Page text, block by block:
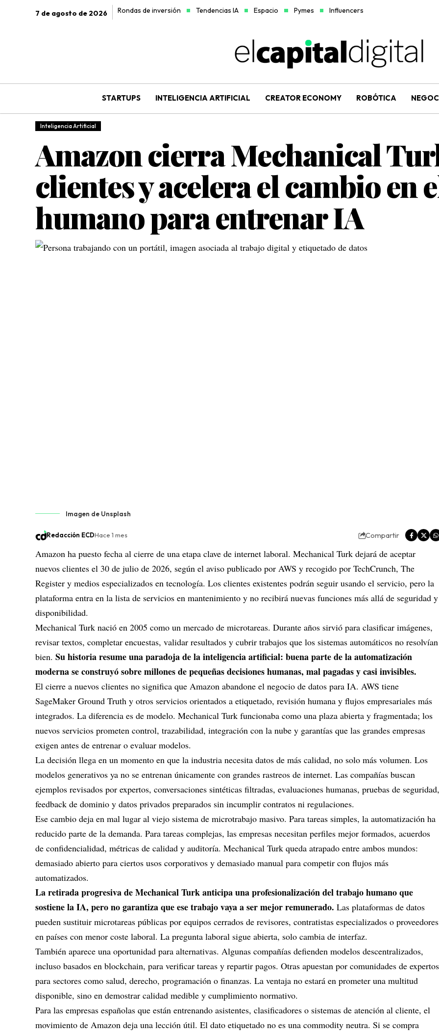
7 de agosto de 2026 Rondas de inversión Tendencias IA Espacio Pymes Influencers
STARTUPS INTELIGENCIA ARTIFICIAL CREATOR ECONOMY ROBÓTICA
Inteligencia Artificial
Amazon cierra Mechanical
clientes y acelera el cambio en
humano para entrenar IA
Imagen de Unsplash
Redacción ECDHace 1 mes Compartir
Amazon ha puesto fecha al cierre de una etapa clave de internet laboral. Mechanical Turk dejará de aceptar
nuevos clientes el 30 de julio de 2026, según el aviso publicado por AWS y recogido por TechCrunch, The
Register y medios especializados en tecnología. Los clientes existentes podrán seguir usando el servicio, pero la
plataforma entra en la lista de servicios en mantenimiento y no recibirá nuevas funciones más allá de seguridad y
disponibilidad.
Mechanical Turk nació en 2005 como un mercado de microtareas. Durante años sirvió para clasificar imágenes,
revisar textos, completar encuestas, validar resultados y cubrir trabajos que los sistemas automáticos no resolvían
bien. Su historia resume una paradoja de la inteligencia artificial: buena parte de la automatización
moderna se construyó sobre millones de pequeñas decisiones humanas, mal pagadas y casi invisibles.
El cierre a nuevos clientes no significa que Amazon abandone el negocio de datos para IA. AWS tiene
SageMaker Ground Truth y otros servicios orientados a etiquetado, revisión humana y flujos empresariales más
integrados. La diferencia es de modelo. Mechanical Turk funcionaba como una plaza abierta y fragmentada; los
nuevos servicios prometen control, trazabilidad, integración con la nube y garantías que las grandes empresas
exigen antes de entrenar o evaluar modelos.
La decisión llega en un momento en que la industria necesita datos de más calidad, no solo más volumen. Los
modelos generativos ya no se entrenan únicamente con grandes rastreos de internet. Las compañías buscan
ejemplos revisados por expertos, conversaciones sintéticas filtradas, evaluaciones humanas, pruebas de seguridad,
feedback de dominio y datos privados preparados sin incumplir contratos ni regulaciones.
Ese cambio deja en mal lugar al viejo sistema de microtrabajo masivo. Para tareas simples, la automatización ha
reducido parte de la demanda. Para tareas complejas, las empresas necesitan perfiles mejor formados, acuerdos
de confidencialidad, métricas de calidad y auditoría. Mechanical Turk queda atrapado entre ambos mundos:
demasiado abierto para ciertos usos corporativos y demasiado manual para competir con flujos más
automatizados.
La retirada progresiva de Mechanical Turk anticipa una profesionalización del trabajo humano que
sostiene la IA, pero no garantiza que ese trabajo vaya a ser mejor remunerado. Las plataformas de datos
pueden sustituir microtareas públicas por equipos cerrados de revisores, contratistas especializados o proveedores
en países con menor coste laboral. La pregunta laboral sigue abierta, solo cambia de interfaz.
También aparece una oportunidad para alternativas. Algunas compañías defienden modelos descentralizados,
incluso basados en blockchain, para verificar tareas y repartir pagos. Otras apuestan por comunidades de expertos
para sectores como salud, derecho, programación o finanzas. La ventaja no estará en prometer una multitud
disponible, sino en demostrar calidad medible y cumplimiento normativo.
Para las empresas españolas que están entrenando asistentes, clasificadores o sistemas de atención al cliente, el
movimiento de Amazon deja una lección útil. El dato etiquetado no es una commodity neutra. Si se compra